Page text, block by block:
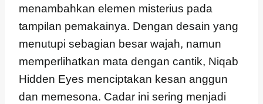
menambahkan elemen misterius pada
tampilan pemakainya. Dengan desain yang
menutupi sebagian besar wajah, namun
memperlihatkan mata dengan cantik, Niqab
Hidden Eyes menciptakan kesan anggun
dan memesona. Cadar ini sering menjadi